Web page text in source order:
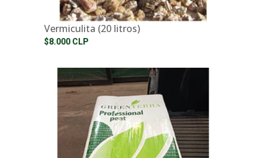
Vermiculita (20 litros)
$8.000 CLP